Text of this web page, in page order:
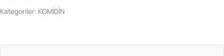
Kategoriler: KOMİDİN